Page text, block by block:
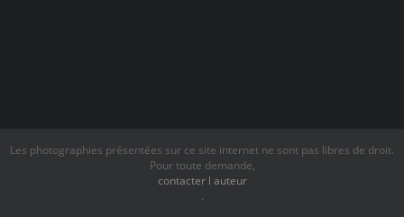
Les photographies présentées sur ce site internet ne sont pas libres de droit.
Pour toute demande,
contacter l auteur
.